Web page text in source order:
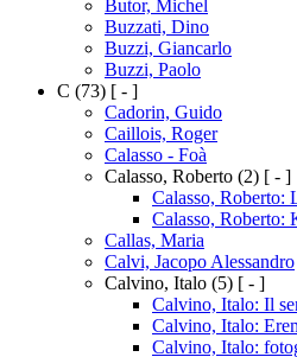
Butor, Michel
Buzzati, Dino
Buzzi, Giancarlo
Buzzi, Paolo
C (73) [ - ]
Cadorin, Guido
Caillois, Roger
Calasso - Foà
Calasso, Roberto (2) [ - ]
Calasso, Roberto:
Calasso, Roberto:
Callas, Maria
Calvi, Jacopo Alessandro
Calvino, Italo (5) [ - ]
Calvino, Italo: Il
Calvino, Italo:
Calvino, Italo: